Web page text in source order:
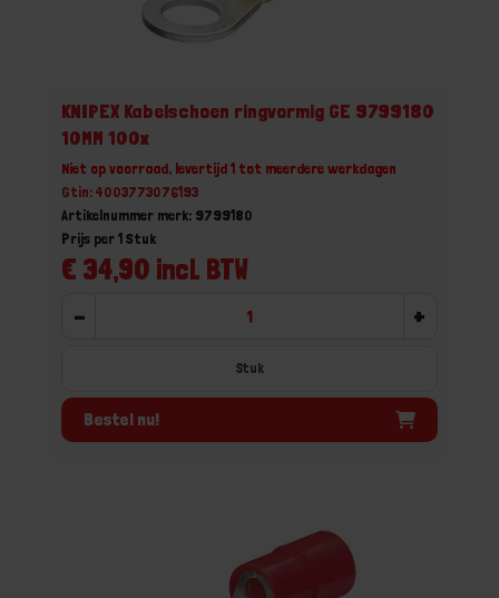
KNIPEX Kabelschoen ringvormig GE 9799180
10MM 100x
Niet op voorraad, levertijd 1 tot meerdere werkdagen
Gtin: 4003773076193
Artikelnummer merk: 9799180
€ 34,90 incl. BTW
Prijs per 1 Stuk
- +
Stuk
Bestel nu!